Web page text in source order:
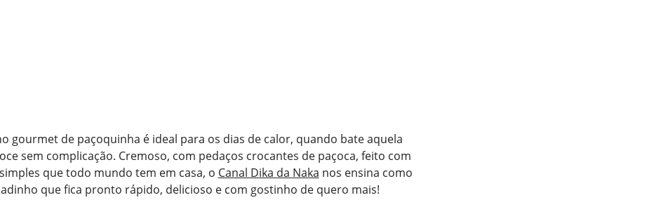
gourmet de paçoquinha é ideal para os dias de calor, quando bate aquela
sem complicação. Cremoso, com pedaços crocantes de paçoca, feito com
que todo mundo tem em casa, o Canal Dika da Naka nos ensina como
que fica pronto rápido, delicioso e com gostinho de quero mais!